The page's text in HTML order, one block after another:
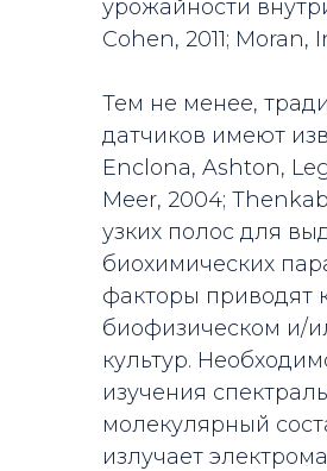
урожайности
Cohen, 2011; Moran,
Тем не менее,
датчиков имеют
Enclona, ​​Ashton,
Meer, 2004;
узких полос для
биохимических
факторы приводят
биофизическом и/
культур.
изучения
молекулярный
излучает